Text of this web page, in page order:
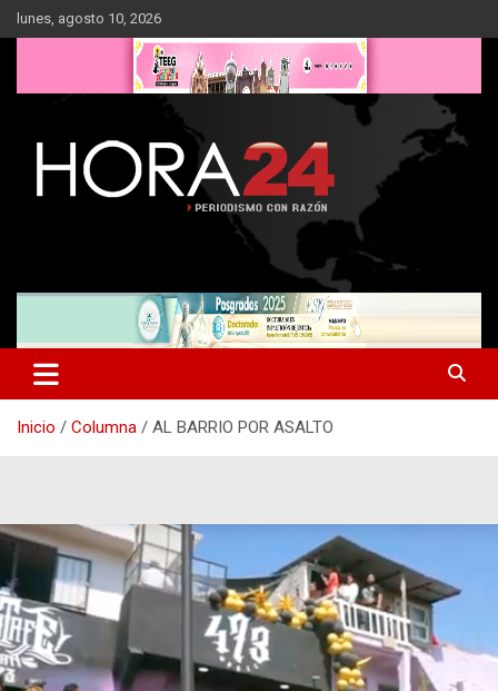
Saltar
al
lunes, agosto 10, 2026
Inicio Columna AL BARRIO POR ASALTO